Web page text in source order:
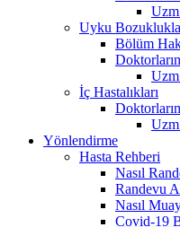
Uyku
Bölüm
İç Hastalıkları
Yönlendirme
Hasta Rehberi
Nasıl
Randevu
Nasıl
Covid-19